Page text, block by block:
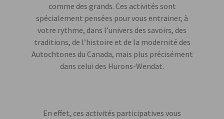
comme des grands. Ces activités sont
spécialement pensées pour vous entrainer, à
votre rythme, dans l’univers des savoirs, des
traditions, de l’histoire et de la modernité des
Autochtones du Canada, mais plus précisément
dans celui des Hurons-Wendat.
En effet, ces activités participatives vous